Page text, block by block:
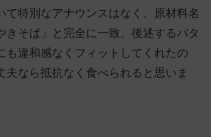
て特別なアナウンスはなく、原材料名
きそば」と完全に一致。後述するバタ
も違和感なくフィットしてくれたの
夫なら抵抗なく食べられると思いま